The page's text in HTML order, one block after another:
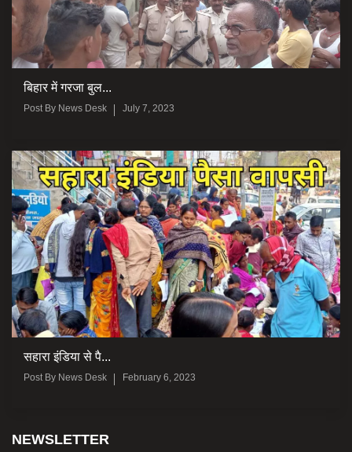
बिहार में गरजा बुल...
Post By News Desk July 7, 2023
सहारा इंडिया से पै...
Post By News Desk February 6, 2023
NEWSLETTER